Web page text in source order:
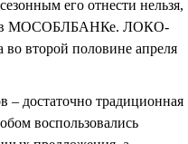
его отнести нельзя,
в МОСОБЛБАНКе. ЛОКО-
второй половине апреля
– достаточно традиционная
воспользовались